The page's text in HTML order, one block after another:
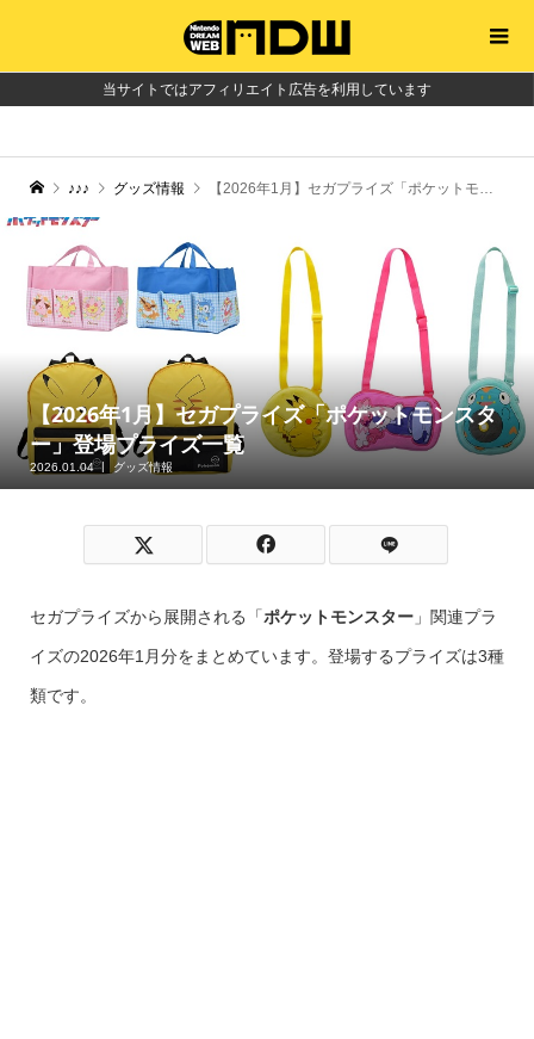
当サイトではアフィリエイト広告を利用しています
♪♪♪ グッズ情報 【2026年1月】セガプライズ「ポケットモンスター」登場プライズ一覧
【2026年1月】セガプライズ「ポケットモンスタ
ー」登場プライズ一覧
2026.01.04 グッズ情報
セガプライズから展開される「ポケットモンスター」関連プラ
イズの2026年1月分をまとめています。登場するプライズは3種
類です。